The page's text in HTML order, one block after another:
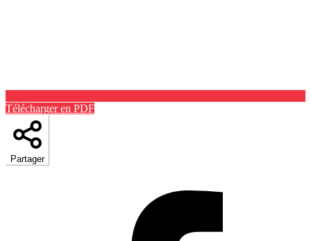
Télécharger en PDF
Partager